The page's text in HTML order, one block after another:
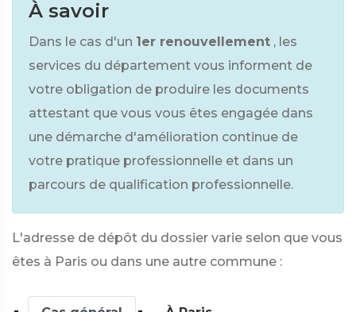
À savoir
Dans le cas d'un 1er renouvellement , les
services du département vous informent de
votre obligation de produire les documents
attestant que vous vous êtes engagée dans
une démarche d'amélioration continue de
votre pratique professionnelle et dans un
parcours de qualification professionnelle.
L'adresse de dépôt du dossier varie selon que vous
êtes à Paris ou dans une autre commune :